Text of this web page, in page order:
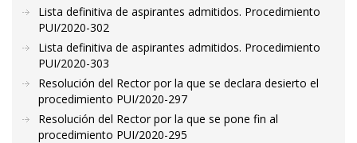
Lista definitiva de aspirantes admitidos. Procedimiento
PUI/2020-302
Lista definitiva de aspirantes admitidos. Procedimiento
PUI/2020-303
Resolución del Rector por la que se declara desierto el
procedimiento PUI/2020-297
Resolución del Rector por la que se pone fin al
procedimiento PUI/2020-295